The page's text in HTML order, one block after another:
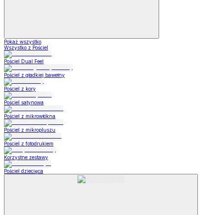
Pokaż wszystko
Wszystko z Pościel
Pościel Dual Feel
Pościel z gładkiej bawełny
Pościel z kory
Pościel satynowa
Pościel z mikrowłókna
Pościel z mikropluszu
Pościel z fotodrukiem
Korzystne zestawy
Pościel dziecięca